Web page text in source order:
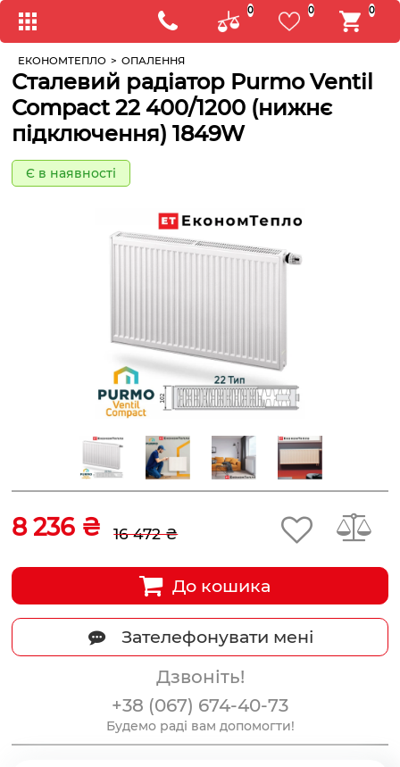
0 0 0
ЕКОНОМТЕПЛО > ОПАЛЕННЯ
Сталевий радіатор Purmo Ventil
Compact 22 400/1200 (нижнє
підключення) 1849W
Є в наявності
8 236 ₴ 16 472 ₴
До кошика
Зателефонувати мені
Дзвоніть!
+38 (067) 674-40-73
Будемо раді вам допомогти!